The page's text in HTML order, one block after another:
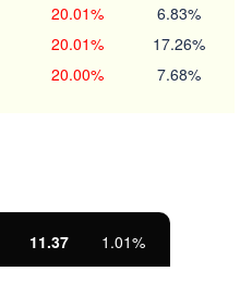
20.01% 6.83%
20.01% 17.26%
20.00% 7.68%
11.37 1.01%